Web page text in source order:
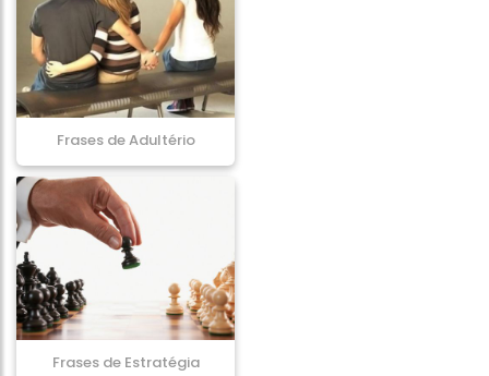
Frases de Adultério
Frases de Estratégia